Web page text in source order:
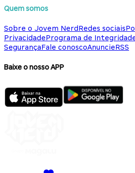
Quem somos
Sobre o Jovem NerdRedes sociais
PrivacidadePrograma de
SegurançaFale conoscoAnuncieRSS
Baixe o nosso APP